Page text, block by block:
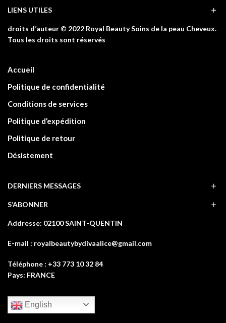
LIENS UTILES
droits d’auteur © 2022 Royal Beauty Soins de la peau Cheveux.
Tous les droits sont réservés
Accueil
Politique de confidentialité
Conditions de services
Politique d’expédition
Politique de retour
Désistement
DERNIERS MESSAGES
S’ABONNER
Addresse: 02100 SAINT-QUENTIN
E-mail : royalbeautybydivaalice@gmail.com
Téléphone : +33 773 10 32 84
Pays: FRANCE
English